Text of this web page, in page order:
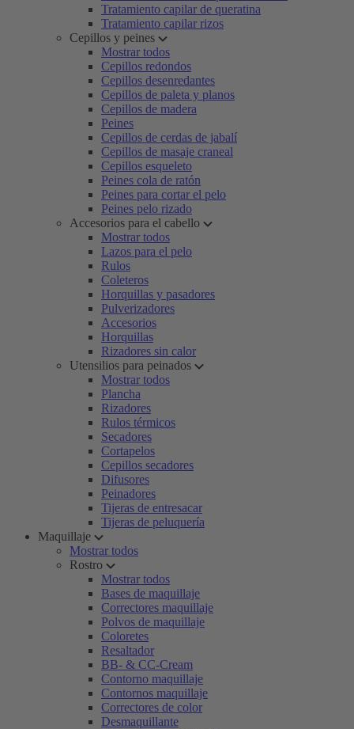
Tratamiento capilar de queratina
Tratamiento capilar rizos
Cepillos y peines
Mostrar todos
Cepillos redondos
Cepillos desenredantes
Cepillos de paleta y planos
Cepillos de madera
Peines
Cepillos de cerdas de jabalí
Cepillos de masaje craneal
Cepillos esqueleto
Peines cola de ratón
Peines para cortar el pelo
Peines pelo rizado
Accesorios para el cabello
Mostrar todos
Lazos para el pelo
Rulos
Coleteros
Horquillas y pasadores
Pulverizadores
Accesorios
Horquillas
Rizadores sin calor
Utensilios para peinados
Mostrar todos
Plancha
Rizadores
Rulos térmicos
Secadores
Cortapelos
Cepillos secadores
Difusores
Peinadores
Tijeras de entresacar
Tijeras de peluquería
Maquillaje
Mostrar todos
Rostro
Mostrar todos
Bases de maquillaje
Correctores maquillaje
Polvos de maquillaje
Coloretes
Resaltador
BB- & CC-Cream
Contorno maquillaje
Contornos maquillaje
Correctores de color
Desmaquillante